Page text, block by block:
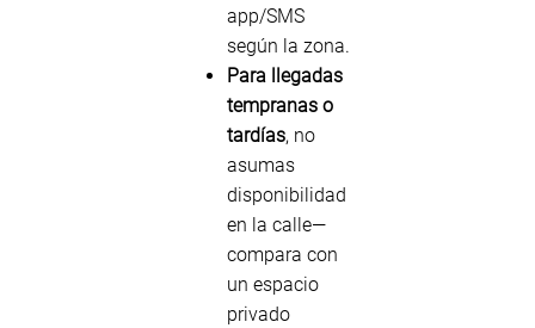
app/SMS
según la zona.
Para llegadas
tempranas o
tardías, no
asumas
disponibilidad
en la calle—
compara con
un espacio
privado